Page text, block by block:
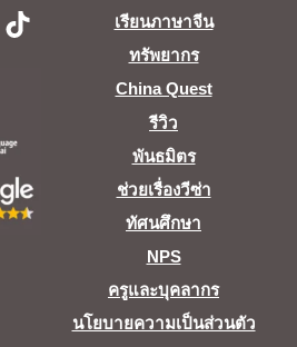
TikTok
เรียนภาษาจีน
ทรัพยากร
China Quest
รีวิว
พันธมิตร
ช่วยเรื่องวีซ่า
ทัศนศึกษา
NPS
ครูและบุคลากร
นโยบายความเป็นส่วนตัว